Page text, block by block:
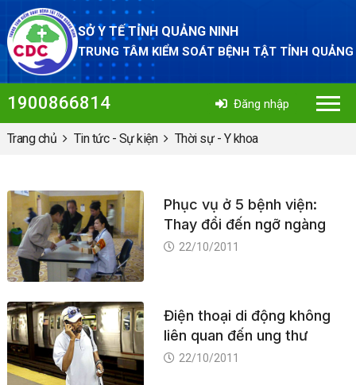
SỞ Y TẾ TỈNH QUẢNG NINH
TRUNG TÂM KIỂM SOÁT BỆNH TẬT TỈNH
Đăng nhập
1900866814
Trang chủ Tin tức - Sự kiện Thời sự - Y khoa
Phục vụ ở 5 bệnh viện:
Thay đổi đến ngỡ ngàng
22/10/2011
Điện thoại di động không
liên quan đến ung thư
22/10/2011